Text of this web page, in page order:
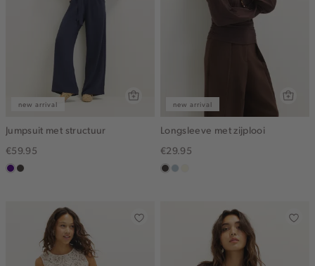
new arrival
Jumpsuit met structuur
€59.95
indigochoco
new arrival
Longsleeve met zijplooi
€29.95
chocoblauw,